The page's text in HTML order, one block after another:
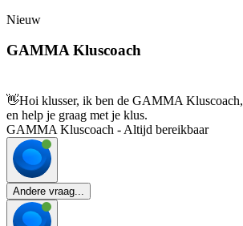
Nieuw
GAMMA Kluscoach
👋Hoi klusser, ik ben de GAMMA Kluscoach,
en help je graag met je klus.
GAMMA Kluscoach - Altijd bereikbaar
Andere vraag...